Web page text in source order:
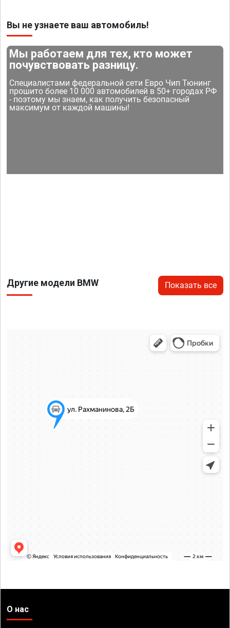
Вы не узнаете ваш автомобиль!
Мы работаем для тех, кто может
почувствовать разницу.
Специалистами федеральной сети Евро Чип Тюнинг
прошито более 10 000 автомобилей в 50+ городах РФ
- поэтому мы знаем, как получить безопасный
максимум от каждой машины!
Другие модели BMW Показать все
О нас